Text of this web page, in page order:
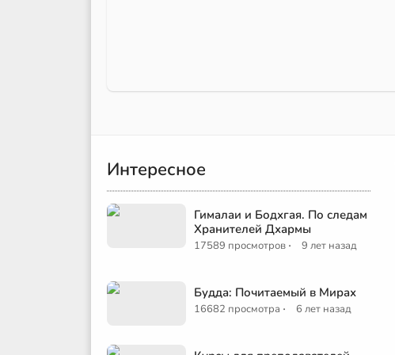
Интересное
Гималаи и Бодхгая. По следам
Хранителей Дхармы
17589 просмотров · 9 лет назад
Будда: Почитаемый в Мирах
16682 просмотра · 6 лет назад